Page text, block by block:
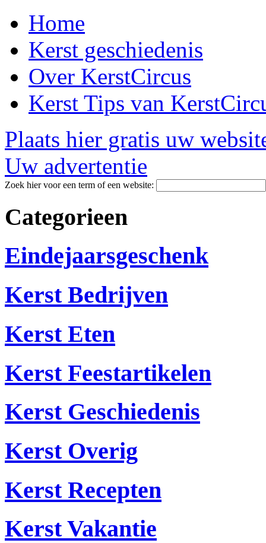
Home
Kerst geschiedenis
Over KerstCircus
Kerst Tips van
Plaats hier gratis uw
Uw advertentie
Zoek hier voor een term of een website:
Categorieen
Eindejaarsgeschenk
Kerst Bedrijven
Kerst Eten
Kerst Feestartikelen
Kerst Geschiedenis
Kerst Overig
Kerst Recepten
Kerst Vakantie